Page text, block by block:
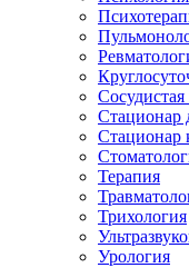
Стационар
Стационар
Терапия
Трихология
Урология